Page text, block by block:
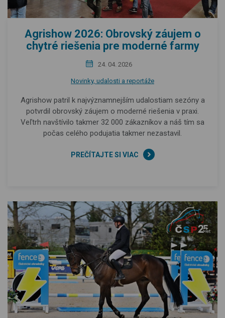
Agrishow 2026: Obrovský záujem o
chytré riešenia pre moderné farmy
24. 04. 2026
Novinky, udalosti a reportáže
Agrishow patril k najvýznamnejším udalostiam sezóny a
potvrdil obrovský záujem o moderné riešenia v praxi.
Veľtrh navštívilo takmer 32 000 zákazníkov a náš tím sa
počas celého podujatia takmer nezastavil.
PREČÍTAJTE SI VIAC